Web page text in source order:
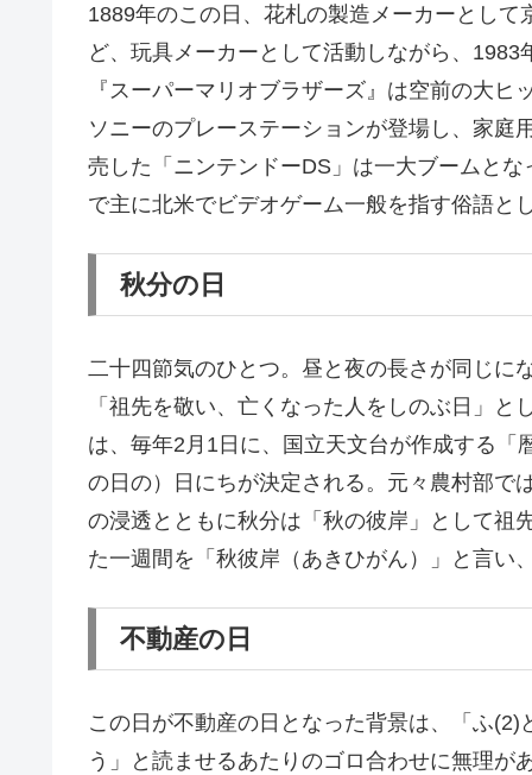
1889年のこの日、花札の製造メーカーとし
ど、玩具メーカーとして活動しながら、
『スーパーマリオブラザーズ』は空前の大ヒ
ソニーのプレーステーションが登場し、家庭
売した「ニンテンドーDS」は一大ブームと
で主に北米でビデオゲーム一般を指す俗語と
秋分の日
二十四節気のひとつ。昼と夜の長さが同じに
「祖先を敬い、亡くなった人をしのぶ日」
は、毎年2月1日に、国立天文台が作成する
の日の）日にちが決定される。元々農村部で
の浸透とともに秋分は「秋の彼岸」として祖
た一週間を「秋彼岸（あきひがん）」と言い
不動産の日
この日が不動産の日となった背景は、「ふ
う」と読ませるあたりのゴロ合わせに無理が